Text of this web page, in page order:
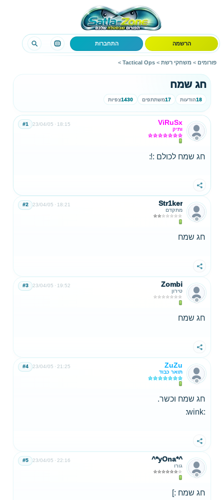
הרשמה התחברות
פורומים > משחקי רשת >
Tactical Ops
>
חג שמח
18הודעות 17משתתפים 1430צפיות
ViRuSx
ותיק
23/04/05 18:15
#1
חג שמח לכולם :!:
שתף
Str1ker
מתקדם
23/04/05 18:21
#2
חג שמח
שתף
Zombi
טירון
23/04/05 19:52
#3
חג שמח
שתף
ZuZu
תואר כבוד
23/04/05 21:25
#4
חג שמח וכשר.
:wink:
שתף
^*yOna*^
גורו
23/04/05 22:16
#5
חג שמח :]